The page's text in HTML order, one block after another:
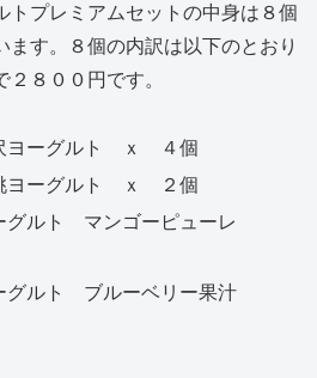
トプレミアムセットの中身は８個
す。８個の内訳は以下のとおり
８００円です。
ヨーグルト ｘ ４個
ヨーグルト ｘ ２個
グルト マンゴーピューレ
グルト ブルーベリー果汁